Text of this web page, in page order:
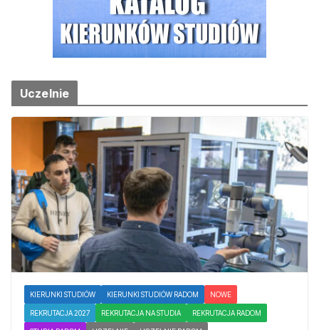
Uczelnie
KIERUNKI STUDIÓW KIERUNKI STUDIÓW RADOM NOWE
REKRUTACJA 2027 REKRUTACJA NA STUDIA REKRUTACJA RADOM